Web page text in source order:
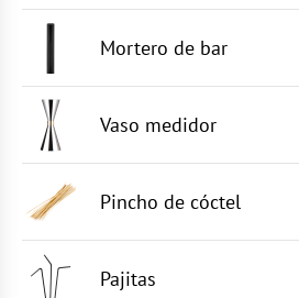
Mortero de bar
Vaso medidor
Pincho de cóctel
Pajitas